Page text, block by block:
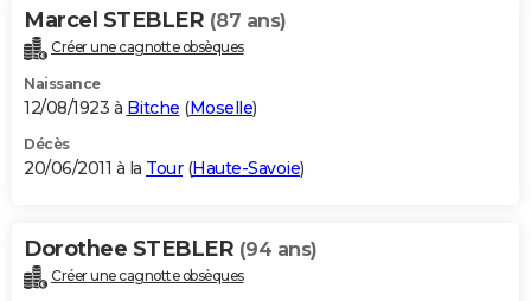
Marcel STEBLER (87 ans)
Créer une cagnotte obsèques
Naissance
12/08/1923 à Bitche (Moselle)
Décès
20/06/2011 à la Tour(Haute-Savoie)
Dorothee STEBLER (94 ans)
Créer une cagnotte obsèques